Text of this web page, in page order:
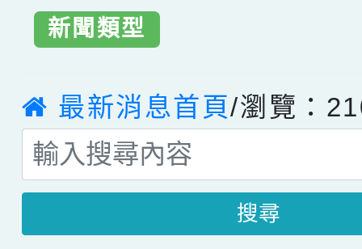
新聞類型
最新消息首頁/瀏覽：
搜尋